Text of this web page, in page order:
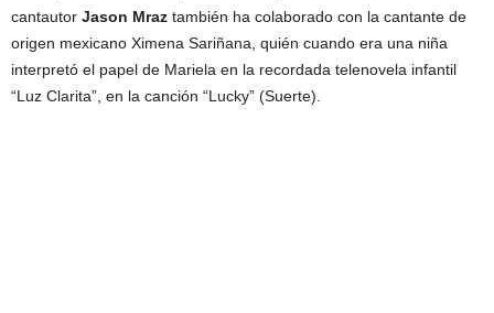
cantautor Jason Mraz también ha colaborado con la cantante de
origen mexicano Ximena Sariñana, quién cuando era una niña
interpretó el papel de Mariela en la recordada telenovela infantil
“Luz Clarita”, en la canción “Lucky” (Suerte).